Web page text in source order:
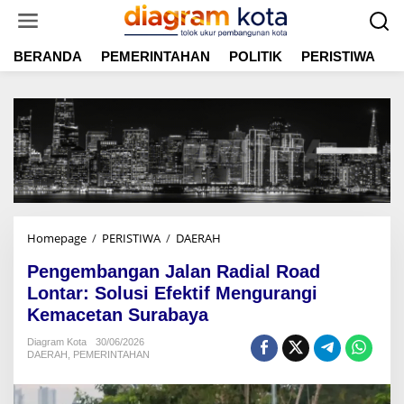
t
BERANDA PEMERINTAHAN POLITIK PERISTIWA
Homepage / PERISTIWA / DAERAH
n
g
g
Pengembangan Jalan Radial Road
Lontar: Solusi Efektif Mengurangi
Kemacetan Surabaya
Diagram Kota
30/06/2026
DAERAH
PEMERINTAHAN